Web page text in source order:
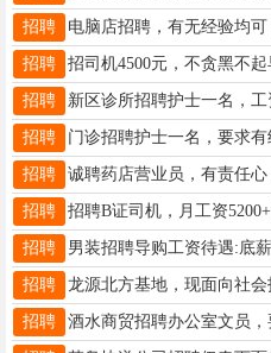
招聘
招聘
招聘
招聘
招聘
招聘
招聘
招聘
招聘